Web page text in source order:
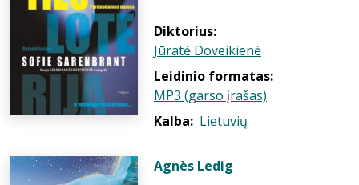
Diktorius:
Jūratė Doveikienė
Leidinio formatas:
MP3 (garso įrašas)
Kalba: Lietuvių
Agnès Ledig